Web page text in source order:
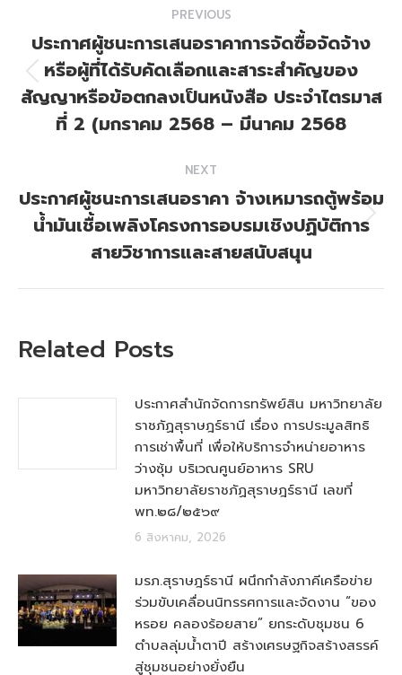
navigation
PREVIOUS
Previous
post:
ประกาศผู้ชนะการเสนอราคาการจัดซื้อจัดจ้าง
หรือผู้ที่ได้รับคัดเลือกและสาระสำคัญของ
สัญญาหรือข้อตกลงเป็นหนังสือ ประจำไตรมาส
ที่ 2 (มกราคม 2568 – มีนาคม 2568
NEXT
Next
post:
ประกาศผู้ชนะการเสนอราคา จ้างเหมารถตู้พร้อม
น้ำมันเชื้อเพลิงโครงการอบรมเชิงปฏิบัติการ
สายวิชาการและสายสนับสนุน
Related Posts
ประกาศสำนักจัดการทรัพย์สิน มหาวิทยาลัย
ราชภัฏสุราษฎร์ธานี เรื่อง การประมูลสิทธิ
การเช่าพื้นที่ เพื่อให้บริการจำหน่ายอาหาร
ว่างซุ้ม บริเวณศูนย์อาหาร SRU
มหาวิทยาลัยราชภัฏสุราษฎร์ธานี เลขที่
พท.๒๘/๒๕๖๙
6 สิงหาคม, 2026
มรภ.สุราษฎร์ธานี ผนึกกำลังภาคีเครือข่าย
ร่วมขับเคลื่อนนิทรรศการและจัดงาน “ของ
หรอย คลองร้อยสาย” ยกระดับชุมชน 6
ตำบลลุ่มน้ำตาปี สร้างเศรษฐกิจสร้างสรรค์
สู่ชุมชนอย่างยั่งยืน